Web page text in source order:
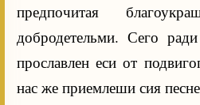
предпочитая
добродетельми. Сего
прославлен еси от
нас же приемлеши сия